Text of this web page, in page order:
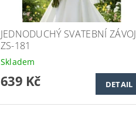
JEDNODUCHÝ SVATEBNÍ ZÁVOJ
ZS-181
Skladem
639 Kč DETAIL